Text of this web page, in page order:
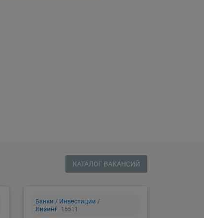
КАТАЛОГ ВАКАНСИЙ
Банки / Инвестиции /
Лизинг
15511